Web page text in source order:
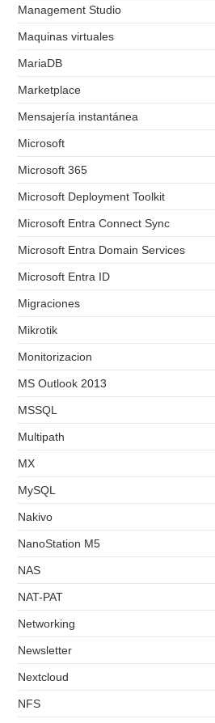
Management Studio
Maquinas virtuales
MariaDB
Marketplace
Mensajería instantánea
Microsoft
Microsoft 365
Microsoft Deployment Toolkit
Microsoft Entra Connect Sync
Microsoft Entra Domain Services
Microsoft Entra ID
Migraciones
Mikrotik
Monitorizacion
MS Outlook 2013
MSSQL
Multipath
MX
MySQL
Nakivo
NanoStation M5
NAS
NAT-PAT
Networking
Newsletter
Nextcloud
NFS